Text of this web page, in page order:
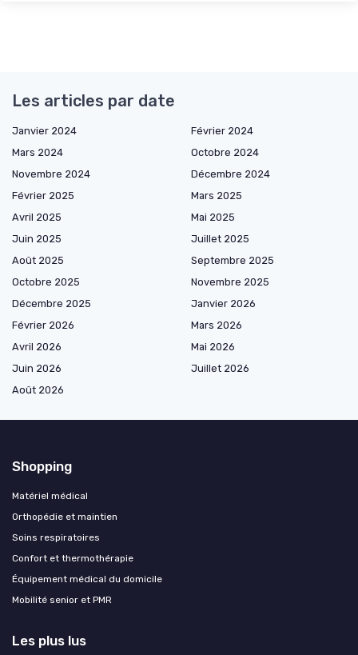
Les articles par date
Janvier 2024
Février 2024
Mars 2024
Octobre 2024
Novembre 2024
Décembre 2024
Février 2025
Mars 2025
Avril 2025
Mai 2025
Juin 2025
Juillet 2025
Août 2025
Septembre 2025
Octobre 2025
Novembre 2025
Décembre 2025
Janvier 2026
Février 2026
Mars 2026
Avril 2026
Mai 2026
Juin 2026
Juillet 2026
Août 2026
Shopping
Matériel médical
Orthopédie et maintien
Soins respiratoires
Confort et thermothérapie
Équipement médical du domicile
Mobilité senior et PMR
Les plus lus